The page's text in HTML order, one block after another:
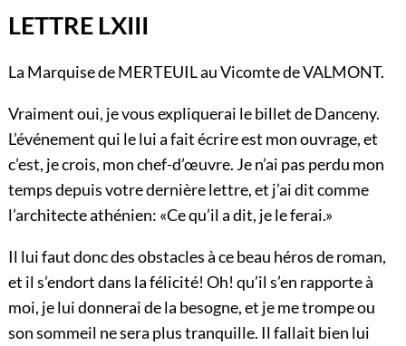
LETTRE LXIII
La Marquise de MERTEUIL au Vicomte de VALMONT.
Vraiment oui, je vous expliquerai le billet de Danceny.
L’événement qui le lui a fait écrire est mon ouvrage, et
c’est, je crois, mon chef-d’œuvre. Je n’ai pas perdu mon
temps depuis votre dernière lettre, et j’ai dit comme
l’architecte athénien: «Ce qu’il a dit, je le ferai.»
Il lui faut donc des obstacles à ce beau héros de roman,
et il s’endort dans la félicité! Oh! qu’il s’en rapporte à
moi, je lui donnerai de la besogne, et je me trompe ou
son sommeil ne sera plus tranquille. Il fallait bien lui